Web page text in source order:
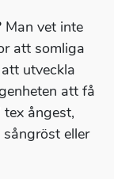
Man vet inte
att somliga
utveckla
att få
tex ångest,
eller